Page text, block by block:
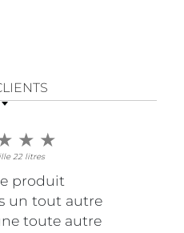
22 litres
produit
un tout autre
toute autre